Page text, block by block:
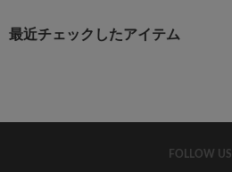
最近チェックしたアイテム
FOLLOW US